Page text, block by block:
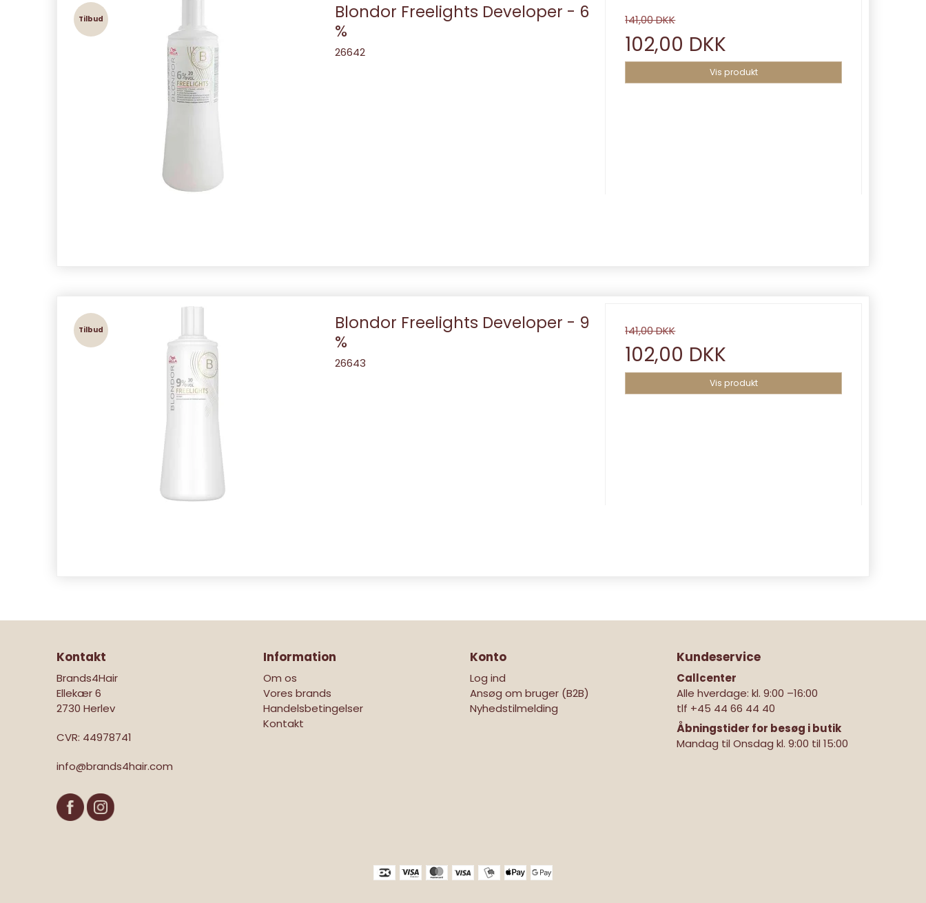
Tilbud
Blondor Freelights Developer - 6
%
26642
141,00 DKK
102,00 DKK
Vis produkt
Tilbud
Blondor Freelights Developer - 9
%
26643
141,00 DKK
102,00 DKK
Vis produkt
Kontakt
Brands4Hair
Ellekær 6
2730 Herlev
CVR: 44978741
info@brands4hair.com
Information
Om os
Vores brands
Handelsbetingelser
Kontakt
Konto
Log ind
Ansøg om bruger (B2B)
Nyhedstilmelding
Kundeservice
Callcenter
Alle hverdage: kl. 9:00 –16:00
tlf +45 44 66 44 40
Åbningstider for besøg i butik
Mandag til Onsdag kl. 9:00 til 15:00